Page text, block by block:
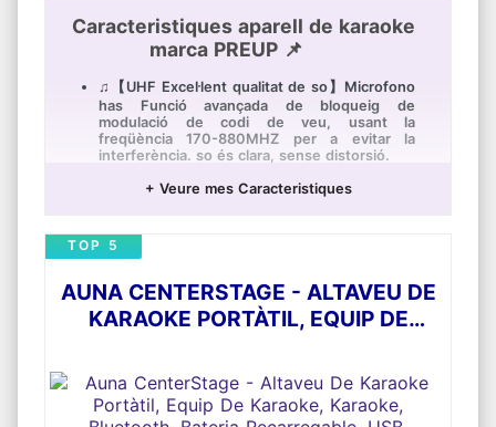
Caracteristiques aparell de karaoke
marca PREUP 📌
♫【UHF Excel·lent qualitat de so】Microfono
has Funció avançada de bloqueig de
modulació de codi de veu, usant la
freqüència 170-880MHZ per a evitar la
interferència. so és clara, sense distorsió.
♫【Senyal Estable】L'oscil·lador de cristall
d'alta qualitat s'adopta per a garantir un ajust
senyal estable, de manera que es garanteixi
el senyal ininterromput en esdeveniments
fins a 60m en espai obert.
♫【Funció de Bluetooth】Sistema de
micròfon compatible amb entrada de cable i
♫【multifuncions i Ús ampli】És adequat per
a KTV, llocs d'entreteniment, espectacles
d'etapa petita i mitjana, saló de ball, noces,
+ Veure mes Caracteristiques
AUNA CENTERSTAGE - ALTAVEU DE
KARAOKE PORTÀTIL, EQUIP DE
BATERIA RECARREGABLE, USB,
MICROSD, PANTALLA 14,1" COLOR,
TOP 5